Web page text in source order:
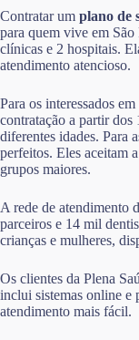
Contratar um plano de
para quem vive em São
clínicas e 2 hospitais.
atendimento atencioso.
Para os interessados
contratação a partir dos
diferentes idades. Para
perfeitos. Eles aceitam
grupos maiores.
A rede de atendimento
parceiros e 14 mil
crianças e mulheres,
Os clientes da Plena
inclui sistemas online e
atendimento mais fácil.